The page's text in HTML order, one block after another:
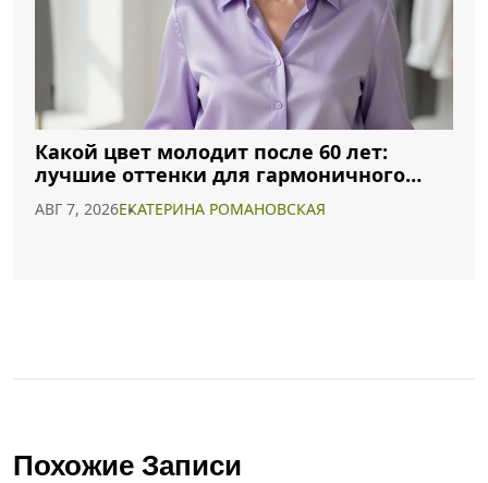
Какой цвет молодит после 60 лет:
лучшие оттенки для гармоничного
образа
АВГ 7, 2026ЕКАТЕРИНА РОМАНОВСКАЯ
Похожие Записи